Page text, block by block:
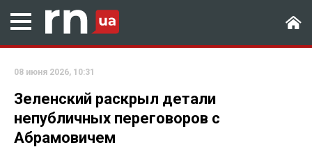
08 июня 2026, 10:31
Зеленский раскрыл детали
непубличных переговоров с
Абрамовичем